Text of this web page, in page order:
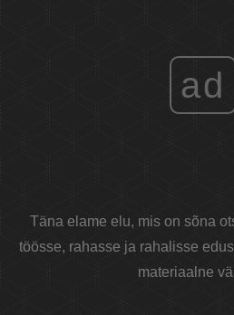
ad
Täna elame elu, mis on sõna
töösse, rahasse ja rahalisse
materiaalne